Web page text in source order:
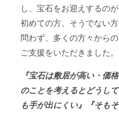
し、宝石をお迎えするのが
初めての方、そうでない方
問わず、多くの方々からの
ご支援をいただきました。
『宝石は敷居が高い・価格
のことを考えるとどうして
も手が出にくい』『そもそ